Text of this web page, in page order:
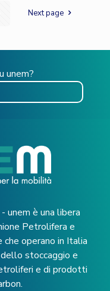
Next page
unem?
unem è una libera
Petrolifera e
operano in Italia
stoccaggio e
e di prodotti